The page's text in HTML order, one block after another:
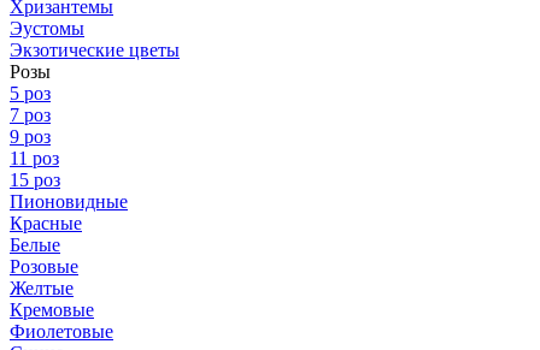
Хризантемы
Эустомы
Экзотические цветы
Розы
5 роз
7 роз
9 роз
11 роз
15 роз
Пионовидные
Красные
Белые
Розовые
Желтые
Кремовые
Фиолетовые